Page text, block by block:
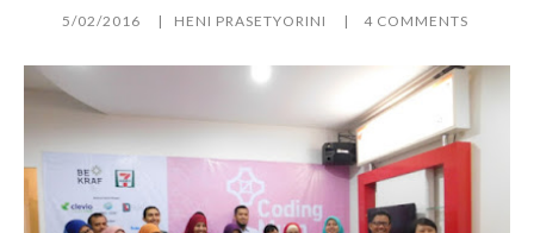
5/02/2016 HENI PRASETYORINI 4 COMMENTS